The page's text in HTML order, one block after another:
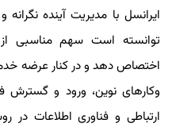
ایرانسل با مدیریت آینده
توانسته است سهم مناسبی از
اختصاص دهد و در کنار عرضه
وکارهای نوین، ورود و گسترش
ارتباطی و فناوری اطلاعات